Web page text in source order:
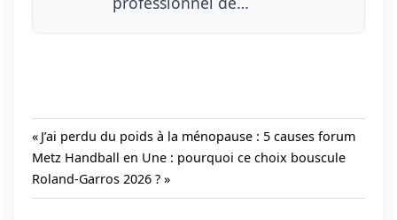
Navigation
de
Previous
Post:
J’ai perdu du poids à la ménopause : 5 causes forum
Next
Post:
Metz Handball en Une : pourquoi ce choix bouscule
Roland-Garros 2026 ?